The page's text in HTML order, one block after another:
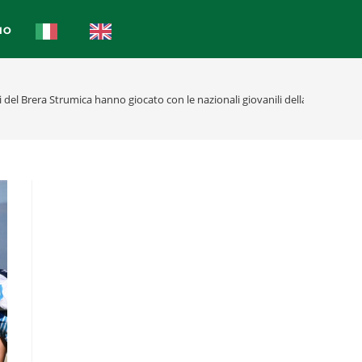
Brera Strumica hanno giocato con le nazionali giovanili della